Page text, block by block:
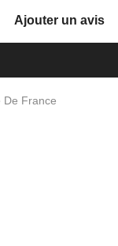
De France
Ajouter un avis